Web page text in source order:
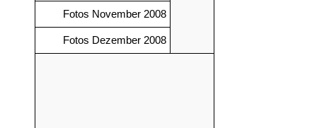
Fotos November 2008
Fotos Dezember 2008